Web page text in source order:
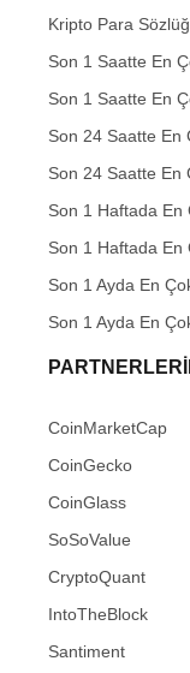
Kripto Para
Son 1 Saatte En
Son 1 Saatte En
Son 24 Saatte En
Son 24 Saatte En
Son 1 Haftada En
Son 1 Haftada En
Son 1 Ayda En
Son 1 Ayda En
CoinMarketCap
CoinGecko
CoinGlass
SoSoValue
CryptoQuant
IntoTheBlock
Santiment